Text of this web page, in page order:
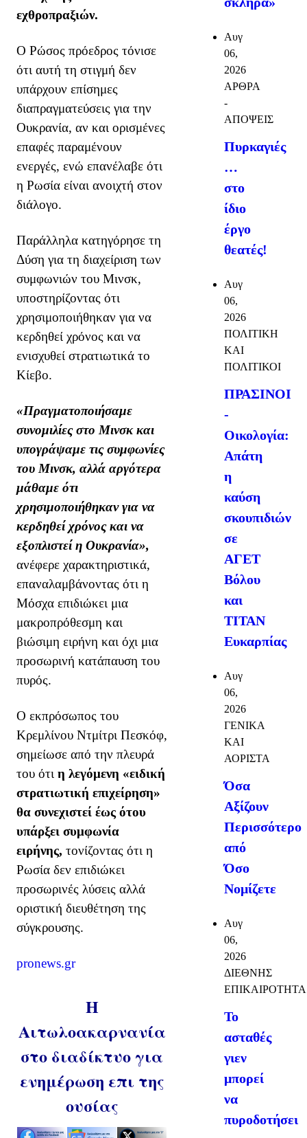
εχθροπραξιών.
Ο Ρώσος πρόεδρος τόνισε
ότι αυτή τη στιγμή δεν
υπάρχουν επίσημες
διαπραγματεύσεις για την
Ουκρανία, αν και ορισμένες
επαφές παραμένουν
ενεργές, ενώ επανέλαβε ότι
η Ρωσία είναι ανοιχτή στον
διάλογο.
Παράλληλα κατηγόρησε τη
Δύση για τη διαχείριση των
συμφωνιών του Μινσκ,
υποστηρίζοντας ότι
χρησιμοποιήθηκαν για να
κερδηθεί χρόνος και να
ενισχυθεί στρατιωτικά το
Κίεβο.
«Πραγματοποιήσαμε
συνομιλίες στο Μινσκ και
υπογράψαμε τις συμφωνίες
του Μινσκ, αλλά αργότερα
μάθαμε ότι
χρησιμοποιήθηκαν για να
κερδηθεί χρόνος και να
εξοπλιστεί η Ουκρανία»,
ανέφερε χαρακτηριστικά,
επαναλαμβάνοντας ότι η
Μόσχα επιδιώκει μια
μακροπρόθεσμη και
βιώσιμη ειρήνη και όχι μια
προσωρινή κατάπαυση του
πυρός.
Ο εκπρόσωπος του
Κρεμλίνου Ντμίτρι Πεσκόφ,
σημείωσε από την πλευρά
του ότι η λεγόμενη «ειδική
στρατιωτική επιχείρηση»
θα συνεχιστεί έως ότου
υπάρξει συμφωνία
ειρήνης, τονίζοντας ότι η
Ρωσία δεν επιδιώκει
προσωρινές λύσεις αλλά
οριστική διευθέτηση της
σύγκρουσης.
pronews.gr
Η
Αιτωλοακαρνανία
στο διαδίκτυο για
ενημέρωση επι της
ουσίας
Αυγ
06,
2026
ΑΡΘΡΑ
-
ΑΠΟΨΕΙΣ
Πυρκαγιές
…
στο
ίδιο
έργο
θεατές!
Αυγ
06,
2026
ΠΟΛΙΤΙΚΗ
ΚΑΙ
ΠΟΛΙΤΙΚΟΙ
ΠΡΑΣΙΝΟΙ
-
Οικολογία:
Απάτη
η
καύση
σκουπιδιών
σε
ΑΓΕΤ
Βόλου
και
ΤΙΤΑΝ
Ευκαρπίας
Αυγ
06,
2026
ΓΕΝΙΚΑ
ΚΑΙ
ΑΟΡΙΣΤΑ
Όσα
Αξίζουν
Περισσότερο
από
Όσο
Νομίζετε
Αυγ
06,
2026
ΔΙΕΘΝΗΣ
ΕΠΙΚΑΙΡΟΤΗΤΑ
Το
ασταθές
γιεν
μπορεί
να
πυροδοτήσει